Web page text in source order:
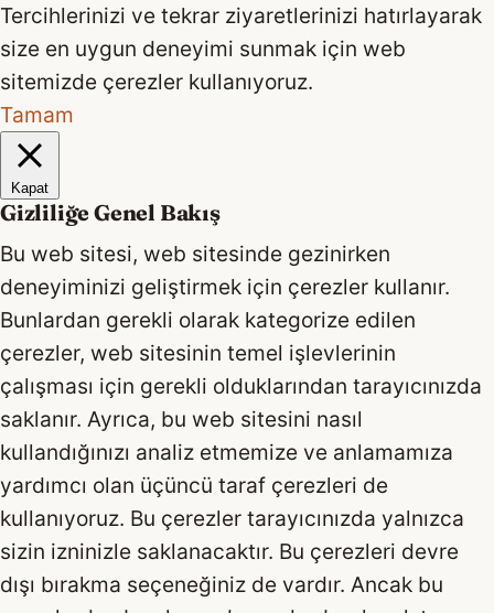
Tercihlerinizi ve tekrar ziyaretlerinizi hatırlayarak
size en uygun deneyimi sunmak için web
sitemizde çerezler kullanıyoruz.
Tamam
Kapat
Gizliliğe Genel Bakış
Bu web sitesi, web sitesinde gezinirken
deneyiminizi geliştirmek için çerezler kullanır.
Bunlardan gerekli olarak kategorize edilen
çerezler, web sitesinin temel işlevlerinin
çalışması için gerekli olduklarından tarayıcınızda
saklanır. Ayrıca, bu web sitesini nasıl
kullandığınızı analiz etmemize ve anlamamıza
yardımcı olan üçüncü taraf çerezleri de
kullanıyoruz. Bu çerezler tarayıcınızda yalnızca
sizin izninizle saklanacaktır. Bu çerezleri devre
dışı bırakma seçeneğiniz de vardır. Ancak bu